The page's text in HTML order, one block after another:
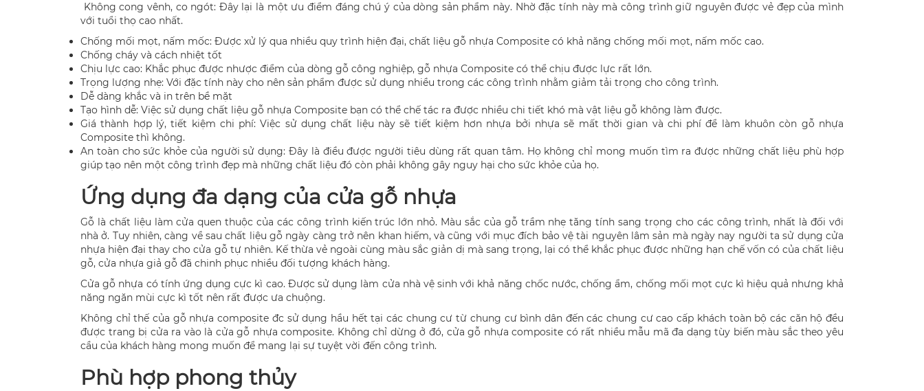
Không cong vênh, co ngót: Đây lại là một ưu điểm đáng chú ý của dòng sản phẩm này. Nhờ đặc tính này mà công trình giữ nguyên được vẻ đẹp của mình
với tuổi thọ cao nhất.
Chống mối mọt, nấm mốc: Được xử lý qua nhiều quy trình hiện đại, chất liệu gỗ nhựa Composite có khả năng chống mối mọt, nấm mốc cao.
Chống cháy và cách nhiệt tốt
Chịu lực cao: Khắc phục được nhược điểm của dòng gỗ công nghiệp, gỗ nhựa Composite có thể chịu được lực rất lớn.
Trọng lượng nhẹ: Với đặc tính này cho nên sản phẩm được sử dụng nhiều trong các công trình nhằm giảm tải trọng cho công trình.
Dễ dàng khắc và in trên bề mặt
Tạo hình dễ: Việc sử dụng chất liệu gỗ nhựa Composite bạn có thể chế tác ra được nhiều chi tiết khó mà vật liệu gỗ không làm được.
Giá thành hợp lý, tiết kiệm chi phí: Việc sử dụng chất liệu này sẽ tiết kiệm hơn nhựa bởi nhựa sẽ mất thời gian và chi phí để làm khuôn còn gỗ nhựa
Composite thì không.
An toàn cho sức khỏe của người sử dụng: Đây là điều được người tiêu dùng rất quan tâm. Họ không chỉ mong muốn tìm ra được những chất liệu phù hợp
giúp tạo nên một công trình đẹp mà những chất liệu đó còn phải không gây nguy hại cho sức khỏe của họ.
Ứng dụng đa dạng của cửa gỗ nhựa
Gỗ là chất liệu làm cửa quen thuộc của các công trình kiến trúc lớn nhỏ. Màu sắc của gỗ trầm nhẹ tăng tính sang trọng cho các công trình, nhất là đối với
nhà ở. Tuy nhiên, càng về sau chất liệu gỗ ngày càng trở nên khan hiếm, và cũng với mục đích bảo vệ tài nguyên lâm sản mà ngày nay người ta sử dụng cửa
nhựa hiện đại thay cho cửa gỗ tự nhiên. Kế thừa vẻ ngoài cùng màu sắc giản dị mà sang trọng, lại có thể khắc phục được những hạn chế vốn có của chất liệu
gỗ, cửa nhựa giả gỗ đã chinh phục nhiều đối tượng khách hàng.
Cửa gỗ nhựa có tính ứng dụng cực kì cao. Được sử dụng làm cửa nhà vệ sinh với khả năng chốc nước, chống ẩm, chống mối mọt cực kì hiệu quả nhưng khả
năng ngăn mùi cực kì tốt nên rất được ưa chuộng.
Không chỉ thế của gỗ nhựa composite đc sử dụng hầu hết tại các chung cư từ chung cư bình dân đến các chung cư cao cấp khách toàn bộ các căn hộ đều
được trang bị cửa ra vào là cửa gỗ nhựa composite. Không chỉ dừng ở đó, cửa gỗ nhựa composite có rất nhiều mẫu mã đa dạng tùy biến màu sắc theo yêu
cầu của khách hàng mong muốn để mang lại sự tuyệt vời đến công trình.
Phù hợp phong thủy